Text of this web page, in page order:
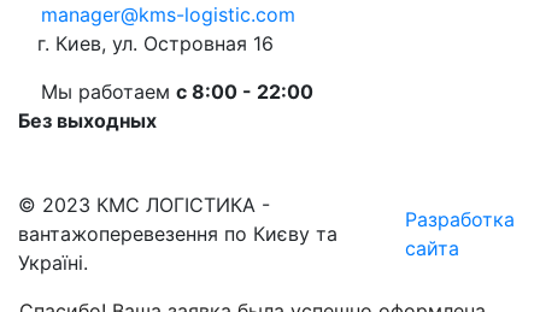
manager@kms-logistic.com
г. Киев, ул. Островная 16
Мы работаем с 8:00 - 22:00
Без выходных
© 2023 КМС ЛОГІСТИКА -
вантажоперевезення по Києву та
Україні.
Разработка
сайта